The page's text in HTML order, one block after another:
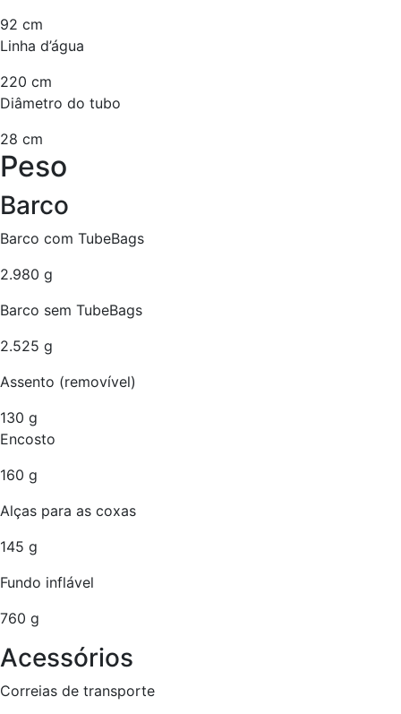
92 cm
Linha d’água
220 cm
Diâmetro do tubo
28 cm
Peso
Barco
Barco com TubeBags
2.980 g
Barco sem TubeBags
2.525 g
Assento (removível)
130 g
Encosto
160 g
Alças para as coxas
145 g
Fundo inflável
760 g
Acessórios
Correias de transporte